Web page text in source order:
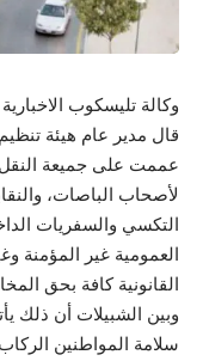
وكالة تليسكوب الاخبارية
قال مدير عام هيئة
عممت على جميعة النقل
لأصحاب الباصات،
التكسي والسفريات
العمومية غير المؤمنة
القانونية كافة بحق
وبين الشبيلات أن ذلك
سلامة المواطنين